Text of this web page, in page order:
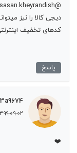
دیجی کالا را نیز
کدهای تخفیف
پاسخ
۱۳۹۹-۰۹-۰۲ در ۱:۴۰ بعد از
❤️